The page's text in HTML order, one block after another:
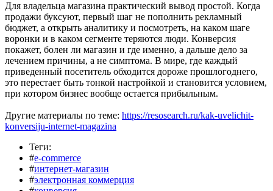
Для владельца магазина практический вывод простой. Когда
продажи буксуют, первый шаг не пополнить рекламный
бюджет, а открыть аналитику и посмотреть, на каком шаге
воронки и в каком сегменте теряются люди. Конверсия
покажет, болен ли магазин и где именно, а дальше дело за
лечением причины, а не симптома. В мире, где каждый
приведенный посетитель обходится дороже прошлогоднего,
это перестает быть тонкой настройкой и становится условием,
при котором бизнес вообще остается прибыльным.
Другие материалы по теме: https://resosearch.ru/kak-uvelichit-
konversiju-internet-magazina
Теги:
#e-commerce
#интернет-магазин
#электронная коммерция